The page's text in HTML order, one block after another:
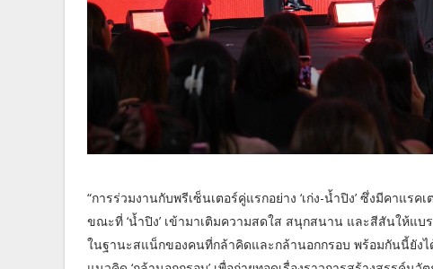
“การร่วมงานกับพรีเซ็นเตอร์คู่แรกอย่าง ‘เก่ง-น้ำปิง’ ซึ่งมีคาแร
ขณะที่ ‘น้ำปิง’ เข้ามาเติมความสดใส สนุกสนาน และสีสันให้
ในฐานะสแน็กของคนที่กล้าคิดและกล้านอกกรอบ พร้อมกันนี้ยัง